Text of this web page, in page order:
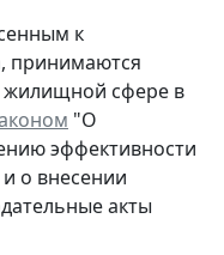
к
принимаются
жилищной сфере в
"О
эффективности
о внесении
акты